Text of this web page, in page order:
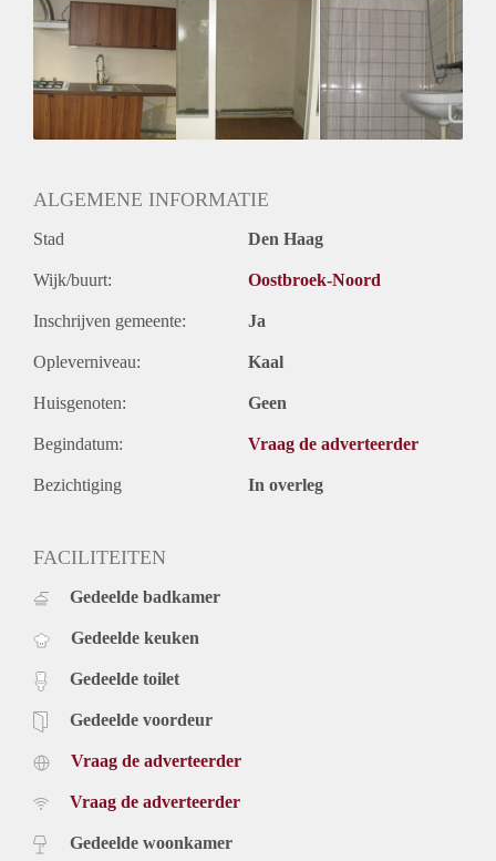
Gedeelde Douche: Ja
Gedeelde woonkamer: Ja
Huisgenoten: Ja
Geslacht huisgenoten: Gemengd
ALGEMENE INFORMATIE
Stad Den Haag
Wijk/buurt: Oostbroek-Noord
Inschrijven gemeente: Ja
Opleverniveau: Kaal
Huisgenoten: Geen
Begindatum: Vraag de adverteerder
Bezichtiging In overleg
FACILITEITEN
Gedeelde badkamer
Gedeelde keuken
Gedeelde toilet
Gedeelde voordeur
Vraag de adverteerder
Vraag de adverteerder
Gedeelde woonkamer